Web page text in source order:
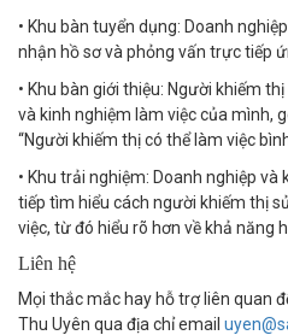
• Khu bàn tuyển dụng: Doanh
nhận hồ sơ và phỏng vấn trực tiếp
• Khu bàn giới thiệu: Người khiếm
và kinh nghiệm làm việc của mình,
“Người khiếm thị có thể làm việc
• Khu trải nghiệm: Doanh nghiệp
tiếp tìm hiểu cách người khiếm thị
việc, từ đó hiểu rõ hơn về khả năng
Liên hệ
Mọi thắc mắc hay hỗ trợ liên quan
Thu Uyên qua địa chỉ email